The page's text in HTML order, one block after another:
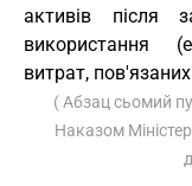
активів після
використання
витрат,
( Абзац сьомий
Наказом